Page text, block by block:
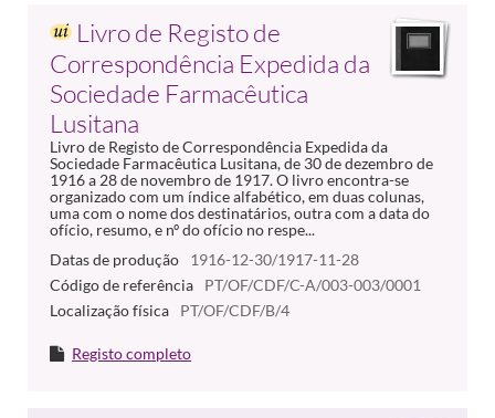
Livro de Registo de
Correspondência Expedida da
Sociedade Farmacêutica
Lusitana
Livro de Registo de Correspondência Expedida da
Sociedade Farmacêutica Lusitana, de 30 de dezembro de
1916 a 28 de novembro de 1917. O livro encontra-se
organizado com um índice alfabético, em duas colunas,
uma com o nome dos destinatários, outra com a data do
ofício, resumo, e nº do ofício no respe...
Datas de produção
1916-12-30/1917-11-28
Código de referência
PT/OF/CDF/C-A/003-003/0001
Localização física
PT/OF/CDF/B/4
Registo completo